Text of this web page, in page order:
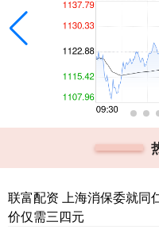
联富配资 上海消保委就同
价仅需三四元